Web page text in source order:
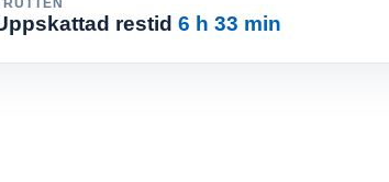
restid 6 h 33 min